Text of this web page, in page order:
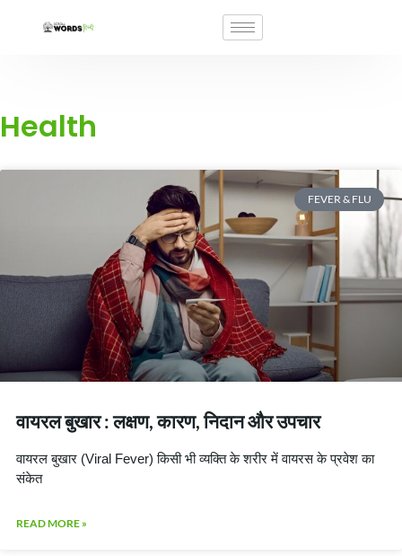
Health
FEVER & FLU
वायरल बुखार : लक्षण, कारण, निदान और उपचार
वायरल बुखार (Viral Fever) किसी भी व्यक्ति के शरीर में वायरस के प्रवेश का
संकेत
READ MORE »